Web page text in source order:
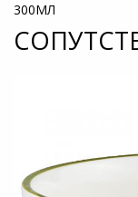
300МЛ